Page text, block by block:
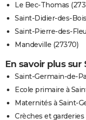
Le Bec-Thomas
Saint-Didier-des-
Saint-Pierre-des-
Mandeville (27370)
En savoir plus
Saint-Germain-de-
Ecole primaire à
Maternités à Saint-
Crèches et